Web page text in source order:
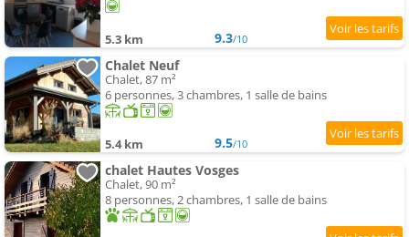
5.3 km 9.3/10
Chalet Neuf
Chalet, 87 m²
6 personnes, 3 chambres, 1 salle de bains
5.4 km 9.5/10
chalet Hautes Vosges
Chalet, 90 m²
8 personnes, 2 chambres, 1 salle de bains